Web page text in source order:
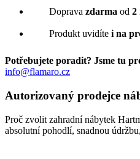
Doprava zdarma od 2
Produkt uvidíte i na
Potřebujete poradit? Jsme tu
info@flamaro.cz
Autorizovaný prodejce
Proč zvolit zahradní nábytek
absolutní pohodlí, snadnou